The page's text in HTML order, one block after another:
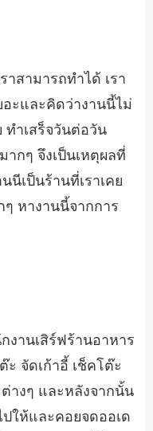
าสามารถทำได้ เรา
อะและคิดว่างานนี้ไม่
ทำเสร็จวันต่อวัน
กๆ จึงเป็นเหตุผลที่
นีเป็นร้านที่เราเคย
หางานนี้จากการ
านเสิร์ฟร้านอาหาร
ะ จัดเก้าอี้ เช็คโต๊ะ
างๆ และหลังจากนั้น
ปให้และคอยจดออเด